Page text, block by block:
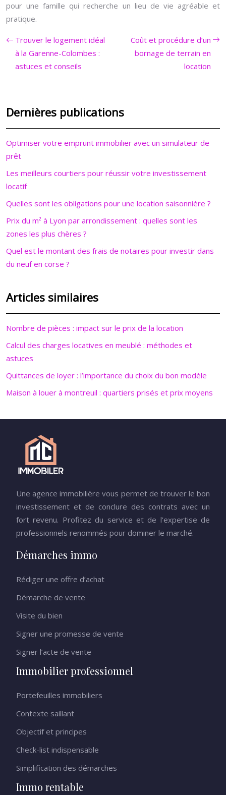
pour une famille qui recherche un lieu de vie agréable et
pratique.
Trouver le logement idéal
à la Garenne-Colombes :
astuces et conseils
Coût et procédure d’un
bornage de terrain en
location
Dernières publications
Optimiser votre emprunt immobilier avec un simulateur de
prêt
Les meilleurs courtiers pour réussir votre investissement
locatif
Quelles sont les obligations pour une location saisonnière ?
Prix du m² à Lyon par arrondissement : quelles sont les
zones les plus chères ?
Quel est le montant des frais de notaires pour investir dans
du neuf en corse ?
Articles similaires
Nombre de pièces : impact sur le prix de la location
Calcul des charges locatives en meublé : méthodes et
astuces
Quittances de loyer : l’importance du choix du bon modèle
Maison à louer à montreuil : quartiers prisés et prix moyens
Une agence immobilière vous permet de trouver le bon
investissement et de conclure des contrats avec un
fort revenu. Profitez du service et de l’expertise de
professionnels renommés pour dominer le marché.
Démarches immo
Rédiger une offre d’achat
Démarche de vente
Visite du bien
Signer une promesse de vente
Signer l’acte de vente
Immobilier professionnel
Portefeuilles immobiliers
Contexte saillant
Objectif et principes
Check-list indispensable
Simplification des démarches
Immo rentable